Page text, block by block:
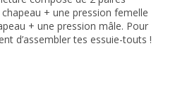
chapeau + une pression femelle
+ une pression mâle. Pour
d’assembler tes essuie-touts !